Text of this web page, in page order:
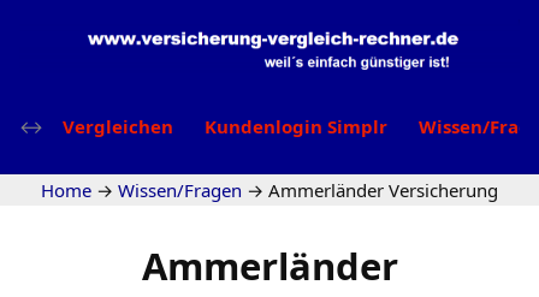
Vergleichen Kundenlogin Simplr Wissen/
Home → Wissen/Fragen → Ammerländer Versicherung
Ammerländer